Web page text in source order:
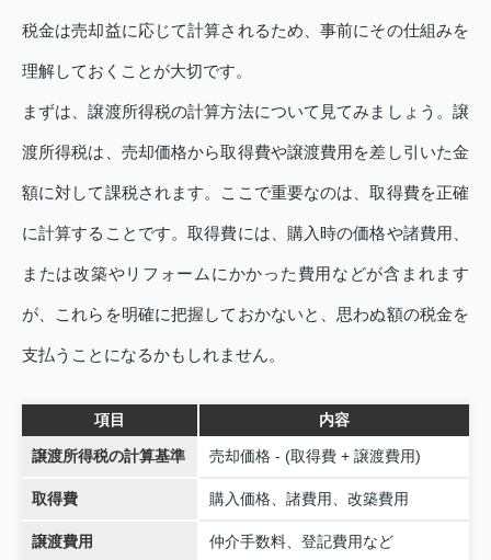
税金は売却益に応じて計算されるため、事前にその仕組みを
理解しておくことが大切です。
まずは、譲渡所得税の計算方法について見てみましょう。譲
渡所得税は、売却価格から取得費や譲渡費用を差し引いた金
額に対して課税されます。ここで重要なのは、取得費を正確
に計算することです。取得費には、購入時の価格や諸費用、
または改築やリフォームにかかった費用などが含まれます
が、これらを明確に把握しておかないと、思わぬ額の税金を
支払うことになるかもしれません。
項目 内容
譲渡所得税の計算基準 売却価格 - (取得費 + 譲渡費用)
取得費 購入価格、諸費用、改築費用
譲渡費用 仲介手数料、登記費用など